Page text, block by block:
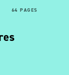
64 PAGES